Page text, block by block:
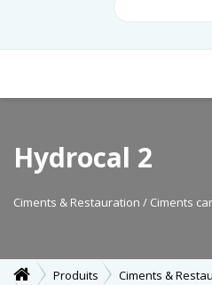
Hydrocal 2
Ciments & Restauration / Ciments
Produits Ciments &